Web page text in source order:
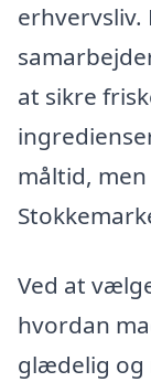
erhvervsliv.
at sikre
måltid,
Ved at
hvordan
glædelig og